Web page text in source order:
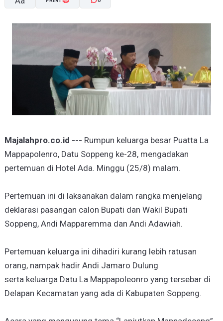
Majalahpro.co.id --- Rumpun keluarga besar Puatta La
Mappapolenro, Datu Soppeng ke-28, mengadakan
pertemuan di Hotel Ada. Minggu (25/8) malam.
Pertemuan ini di laksanakan dalam rangka menjelang
deklarasi pasangan calon Bupati dan Wakil Bupati
Soppeng, Andi Mapparemma dan Andi Adawiah.
Pertemuan keluarga ini dihadiri kurang lebih ratusan
orang, nampak hadir Andi Jamaro Dulung
serta keluarga Datu La Mappapoleonro yang tersebar di
Delapan Kecamatan yang ada di Kabupaten Soppeng.